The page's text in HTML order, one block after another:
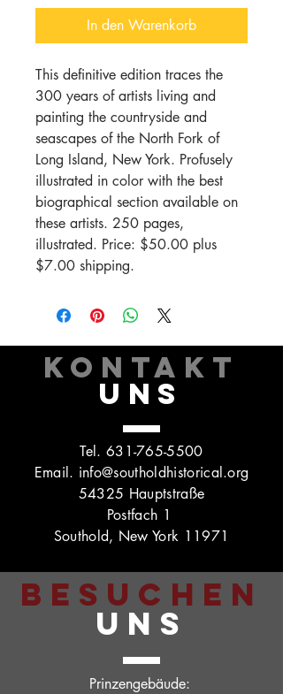
In den Warenkorb
This definitive edition traces the
300 years of artists living and
painting the countryside and
seascapes of the North Fork of
Long Island, New York. Profusely
illustrated in color with the best
biographical section available on
these artists. 250 pages,
illustrated. Price: $50.00 plus
$7.00 shipping.
KONTAKT
UNS
Tel. 631-765-5500
Email. info@southoldhistorical.org
54325 Hauptstraße
Postfach 1
Southold, New York 11971
BESUCHEN
UNS
Prinzengebäude: